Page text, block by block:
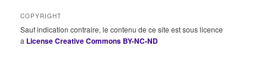
COPYRIGHT
Sauf indication contraire, le contenu de ce site est sous licence
a License Creative Commons BY-NC-ND